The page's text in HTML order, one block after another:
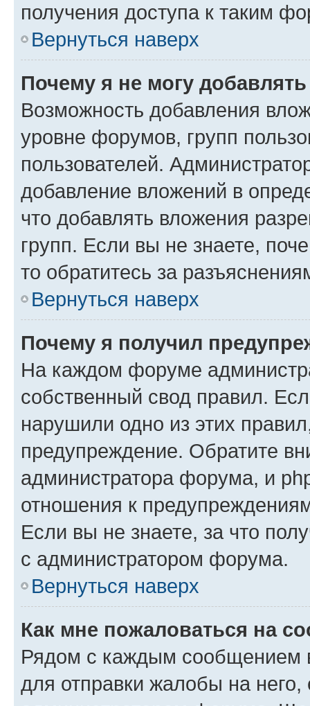
получения доступа к таким
Вернуться наверх
Почему я не могу
Возможность добавления
уровне форумов, групп
пользователей.
добавление вложений в
что добавлять вложения
групп. Если вы не знаете,
то обратитесь за
Вернуться наверх
Почему я получил
На каждом форуме
собственный свод правил.
нарушили одно из этих
предупреждение. Обратите
администратора форума, и
отношения к
Если вы не знаете, за что
с администратором форума.
Вернуться наверх
Как мне пожаловаться на
Рядом с каждым сообщением
для отправки жалобы на